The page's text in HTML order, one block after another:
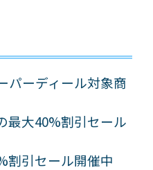
パーディール対象商
最大40%割引セール
割引セール開催中